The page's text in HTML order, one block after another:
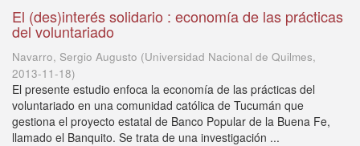
El (des)interés solidario : economía de las prácticas
del voluntariado
Navarro, Sergio Augusto (Universidad Nacional de Quilmes,
2013-11-18)
El presente estudio enfoca la economía de las prácticas del
voluntariado en una comunidad católica de Tucumán que
gestiona el proyecto estatal de Banco Popular de la Buena Fe,
llamado el Banquito. Se trata de una investigación ...